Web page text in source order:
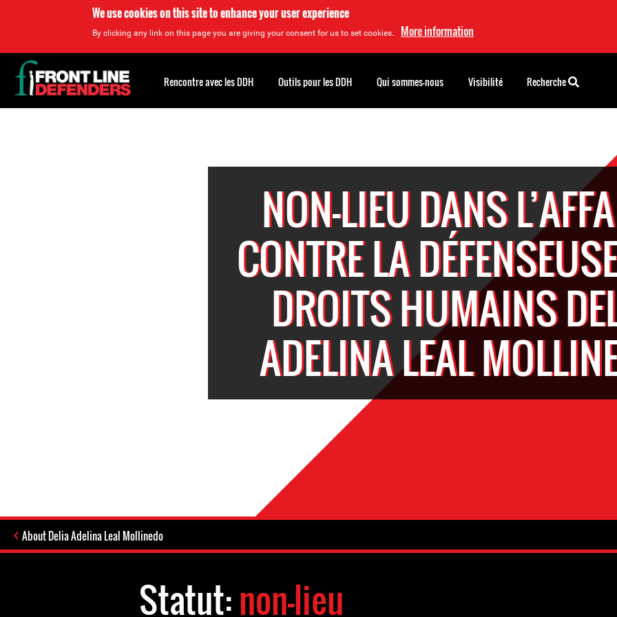
We use cookies on this site to enhance your user experience
By clicking any link on this page you are giving your consent for us to set cookies. More information
NON-LIEU DANS
CONTRE LA
DROITS HUMAINS
ADELINA LEAL
About Delia Adelina Leal Mollinedo
Statut:non-lieu
Back
to
top
Rencontre avec les DDH Outils pour les DDH Qui sommes-nous Visibilité Recherche